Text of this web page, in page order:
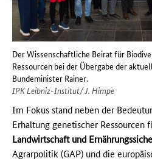
Der Wissenschaftliche Beirat für
Ressourcen bei der Übergabe der
Bundeminister Rainer.
IPK Leibniz-Institut/ J. Himpe
Im Fokus stand neben der
Erhaltung genetischer Ressourcen
Landwirtschaft und
Agrarpolitik (GAP) und die